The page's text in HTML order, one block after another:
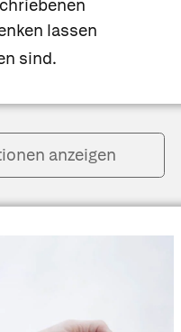
lassen
sind.
anzeigen